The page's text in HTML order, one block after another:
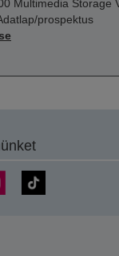
Multimedia Storage
prospektus